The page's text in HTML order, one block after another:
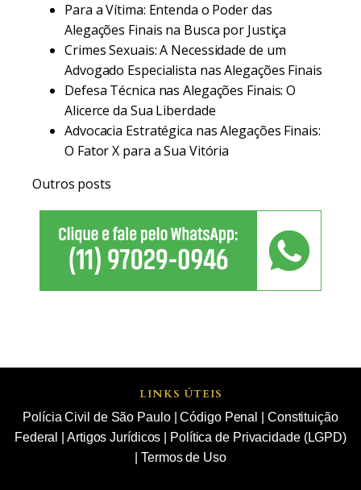
Para a Vítima: Entenda o Poder das
Alegações Finais na Busca por Justiça
Crimes Sexuais: A Necessidade de um
Advogado Especialista nas Alegações Finais
Defesa Técnica nas Alegações Finais: O
Alicerce da Sua Liberdade
Advocacia Estratégica nas Alegações Finais:
O Fator X para a Sua Vitória
Outros posts
LINKS ÚTEIS
Polícia Civil de São Paulo|Código Penal
Constituição
Federal
Artigos Jurídicos
Política de Privacidade (LGPD)
|Termos de Uso